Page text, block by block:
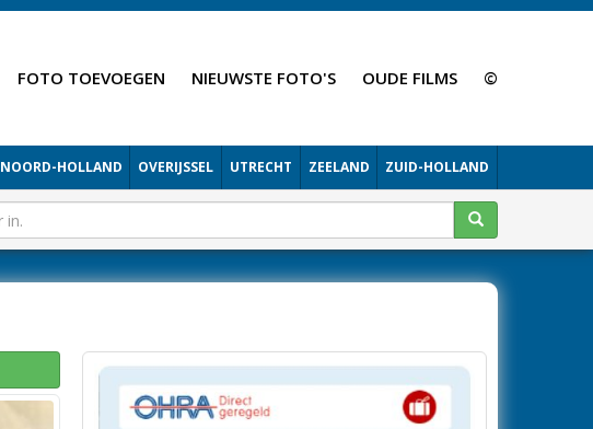
FOTO TOEVOEGEN NIEUWSTE FOTO'S OUDE FILMS ©
NOORD-HOLLAND OVERIJSSEL UTRECHT ZEELAND ZUID-HOLLAND